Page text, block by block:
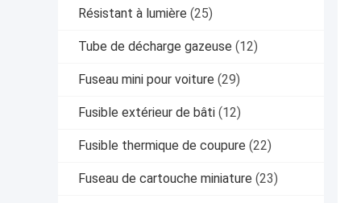
Résistant à lumière (25)
Tube de décharge gazeuse (12)
Fuseau mini pour voiture (29)
Fusible extérieur de bâti (12)
Fusible thermique de coupure (22)
Fuseau de cartouche miniature (23)